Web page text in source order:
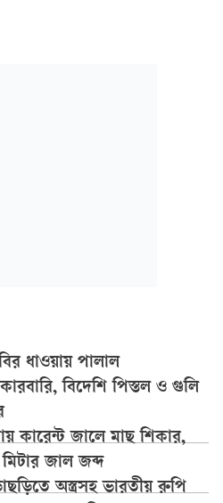
ধাওয়ায় পালাল
বিদেশি পিস্তল ও গুলি
কারেন্ট জালে মাছ শিকার,
জাল জব্দ
অস্ত্রসহ ভারতীয় রুপি